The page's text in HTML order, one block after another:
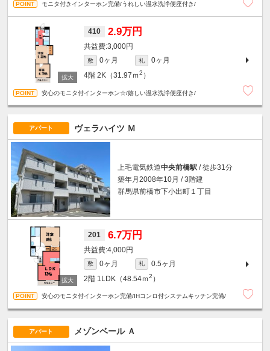
モニタ付きインターホン完備/うれしい温水洗浄便座付き/
410 2.9万円
3,000円
敷 0ヶ月 礼
0ヶ月
4階 2K（31.97ｍ2 ）
安心のモニタ付インターホン☆/嬉しい温水洗浄便座付き/
アパート ヴェラハイツ Ｍ
上毛電気鉄道中央前橋駅 / 徒歩31分
築年月2008年10月 / 3階建
群馬県前橋市下小出町１丁目
201 6.7万円
4,000円
敷 0ヶ月 礼
0.5ヶ月
2階 1LDK（48.54ｍ2 ）
安心のモニタ付インターホン完備/IHコンロ付システムキッチン完備/
アパート メゾンベール Ａ